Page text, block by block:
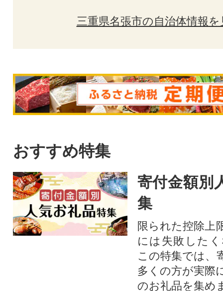
三重県名張市の自治体情報を
おすすめ特集
寄付金額別
集
限られた控除上
には失敗した
この特集では、
多くの方が実際
のお礼品を集め